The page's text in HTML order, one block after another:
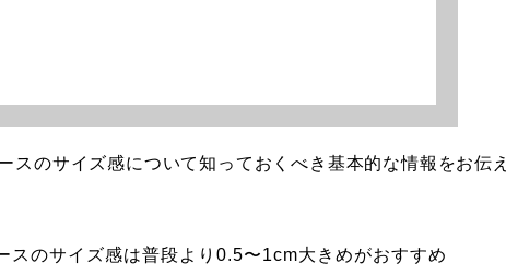
スのサイズ感について知っておくべき基本的な情報をお伝え
スのサイズ感は普段より0.5〜1cm大きめがおすすめ